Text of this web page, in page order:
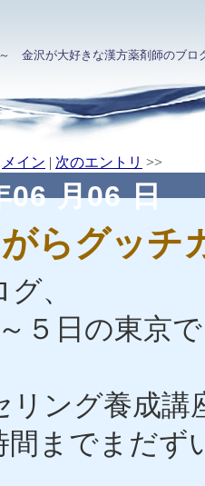
金沢が大好きな漢方薬剤師のブ
メイン | 次のエントリ >>
06 月06 日
らグッチ
、
５日の東京
リング養成講
間までまだず